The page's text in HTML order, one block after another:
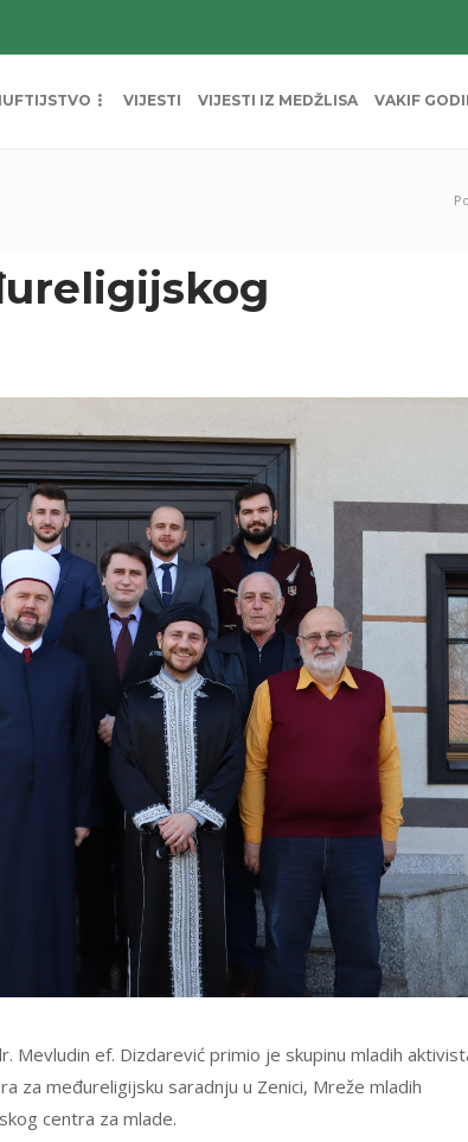
VIJESTI VIJESTI IZ MEDŽLISA VAKIF
Mevludin ef. Dizdarević primio je skupinu mladih
za međureligijsku saradnju u Zenici, Mreže mladih
centra za mlade.